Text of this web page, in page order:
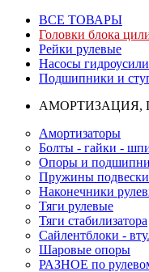
ВСЕ ТОВАРЫ
Головки блока
Рейки рулевые
Насосы
Подшипники и
АМОРТИЗАЦИЯ,
Амортизаторы
Болты - гайки -
Опоры и
Пружины подвески
Наконечники
Тяги рулевые
Тяги стабилизатора
Сайлентблоки -
Шаровые опоры
РАЗНОЕ по